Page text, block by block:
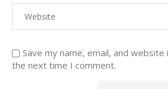
Save my name, email, and
the next time I comment.